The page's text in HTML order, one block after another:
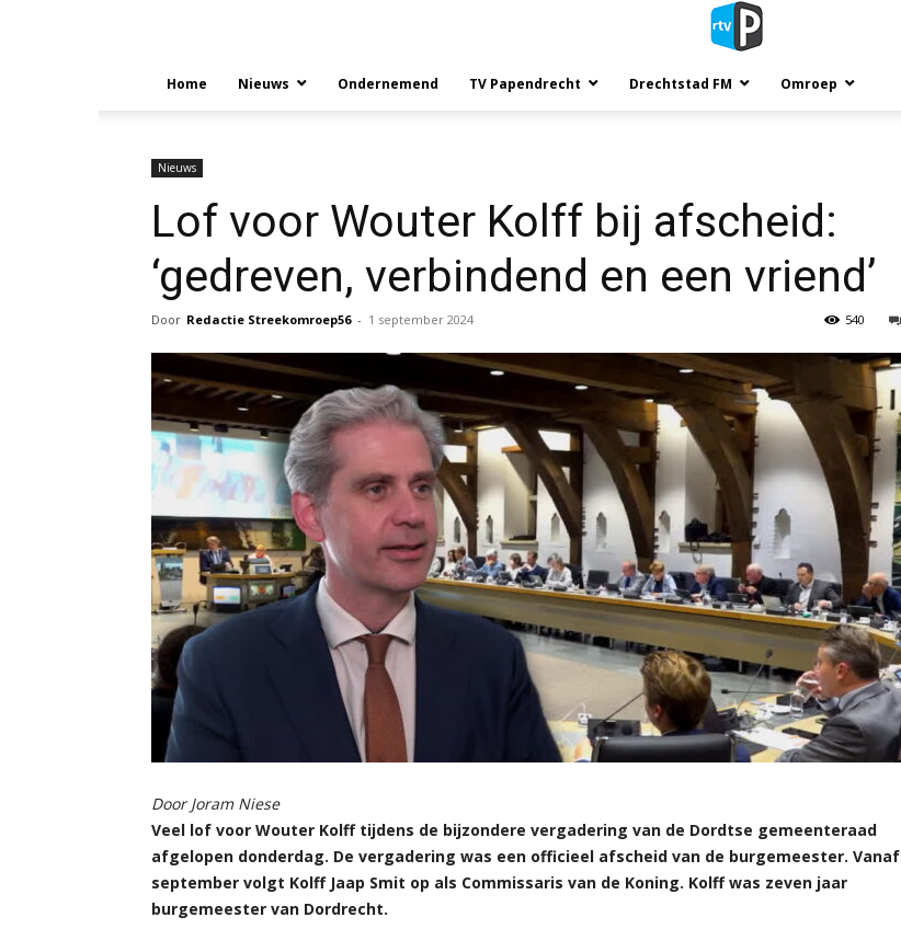
Home Nieuws Ondernemend TV Papendrecht Drechtstad FM Omroep
Nieuws
Lof voor Wouter Kolff bij afscheid:
‘gedreven, verbindend en een vriend’
Door Redactie Streekomroep56 - 1 september 2024 540
Door Joram Niese
Veel lof voor Wouter Kolff tijdens de bijzondere vergadering van de Dordtse gemeenteraad
afgelopen donderdag. De vergadering was een officieel afscheid van de burgemeester. Vanaf
september volgt Kolff Jaap Smit op als Commissaris van de Koning. Kolff was zeven jaar
burgemeester van Dordrecht.